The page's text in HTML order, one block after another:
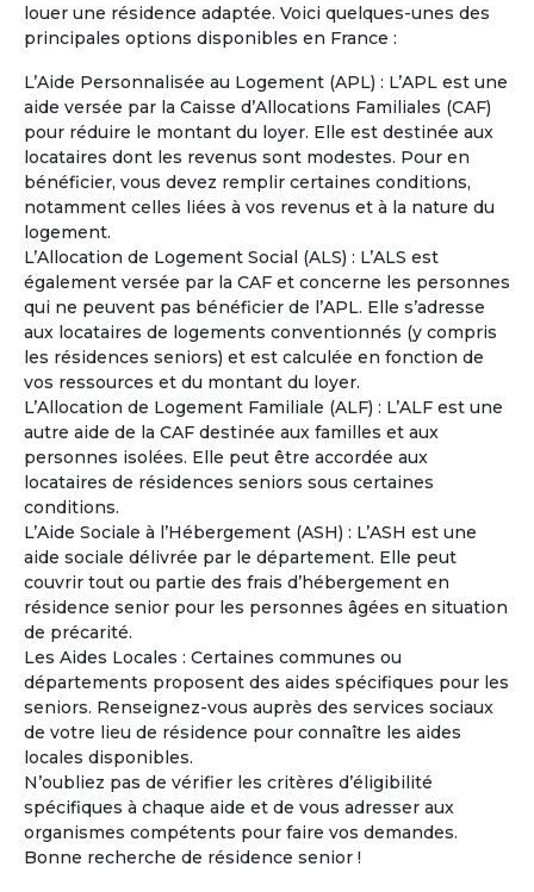
louer une résidence adaptée. Voici quelques-unes des
principales options disponibles en France :
L’Aide Personnalisée au Logement (APL) : L’APL est une
aide versée par la Caisse d’Allocations Familiales (CAF)
pour réduire le montant du loyer. Elle est destinée aux
locataires dont les revenus sont modestes. Pour en
bénéficier, vous devez remplir certaines conditions,
notamment celles liées à vos revenus et à la nature du
logement.
L’Allocation de Logement Social (ALS) : L’ALS est
également versée par la CAF et concerne les personnes
qui ne peuvent pas bénéficier de l’APL. Elle s’adresse
aux locataires de logements conventionnés (y compris
les résidences seniors) et est calculée en fonction de
vos ressources et du montant du loyer.
L’Allocation de Logement Familiale (ALF) : L’ALF est une
autre aide de la CAF destinée aux familles et aux
personnes isolées. Elle peut être accordée aux
locataires de résidences seniors sous certaines
conditions.
L’Aide Sociale à l’Hébergement (ASH) : L’ASH est une
aide sociale délivrée par le département. Elle peut
couvrir tout ou partie des frais d’hébergement en
résidence senior pour les personnes âgées en situation
de précarité.
Les Aides Locales : Certaines communes ou
départements proposent des aides spécifiques pour les
seniors. Renseignez-vous auprès des services sociaux
de votre lieu de résidence pour connaître les aides
locales disponibles.
N’oubliez pas de vérifier les critères d’éligibilité
spécifiques à chaque aide et de vous adresser aux
organismes compétents pour faire vos demandes.
Bonne recherche de résidence senior !
Catherine
Femme- 56ans
France - Gard
La copropriété en pleine propriété entre Seniors
Un mode d’habitat partagé adapté au vieillissement.
La copropriété en pleine propriété séduit de plus en
plus de retraités désireux de mutualiser certains espaces
et services tout en conservant leur indépendance et leur
patrimoine.
À la une